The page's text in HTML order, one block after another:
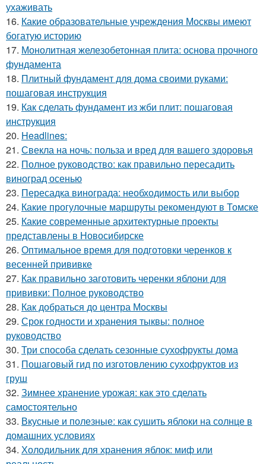
ухаживать
16. Какие образовательные учреждения Москвы имеют
богатую историю
17. Монолитная железобетонная плита: основа прочного
фундамента
18. Плитный фундамент для дома своими руками:
пошаговая инструкция
19. Как сделать фундамент из жби плит: пошаговая
инструкция
20. Headlines:
21. Свекла на ночь: польза и вред для вашего здоровья
22. Полное руководство: как правильно пересадить
виноград осенью
23. Пересадка винограда: необходимость или выбор
24. Какие прогулочные маршруты рекомендуют в Томске
25. Какие современные архитектурные проекты
представлены в Новосибирске
26. Оптимальное время для подготовки черенков к
весенней прививке
27. Как правильно заготовить черенки яблони для
прививки: Полное руководство
28. Как добраться до центра Москвы
29. Срок годности и хранения тыквы: полное
руководство
30. Три способа сделать сезонные сухофрукты дома
31. Пошаговый гид по изготовлению сухофруктов из
груш
32. Зимнее хранение урожая: как это сделать
самостоятельно
33. Вкусные и полезные: как сушить яблоки на солнце в
домашних условиях
34. Холодильник для хранения яблок: миф или